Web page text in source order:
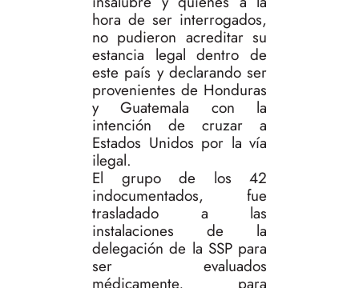
hora de ser interrogados,
no pudieron acreditar su
estancia legal dentro de
este país y declarando ser
provenientes de Honduras
y Guatemala con la
intención de cruzar a
Estados Unidos por la vía
ilegal.
El grupo de los 42
indocumentados, fue
trasladado a las
instalaciones de la
delegación de la SSP para
ser evaluados